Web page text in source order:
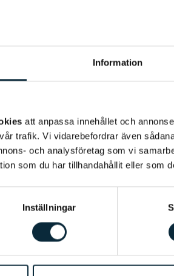
Information
att anpassa innehållet och
trafik. Vi vidarebefordrar även
och analysföretag som vi
som du har tillhandahållit eller som
Inställningar